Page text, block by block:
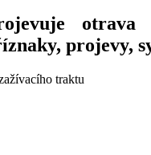
otrava
projevy,
traktu